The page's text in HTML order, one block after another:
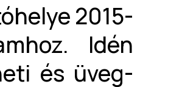
2015-
Idén
és üveg-